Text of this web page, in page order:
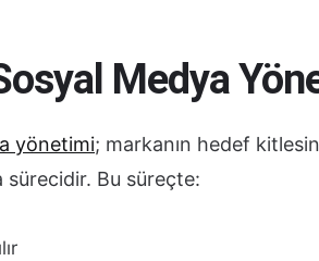
Medya
yönetimi; markanın hedef
sürecidir. Bu süreçte: